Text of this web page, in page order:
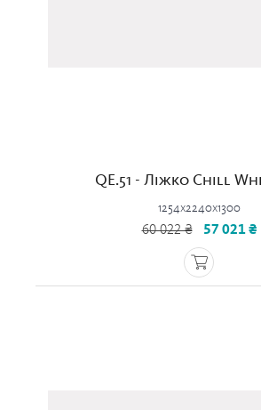
QE.51 - Ліжко Chill
1254x2240x1300
60 022 ₴ 57 021 ₴